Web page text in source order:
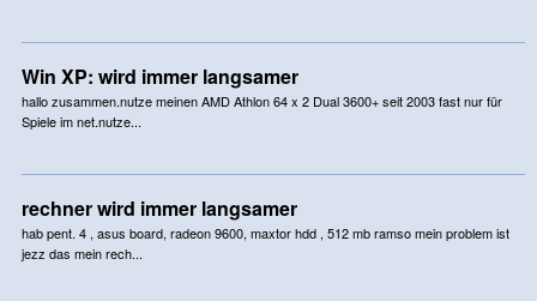
Win XP: wird immer langsamer
hallo zusammen.nutze meinen AMD Athlon 64 x 2 Dual 3600+ seit 2003 fast nur für
Spiele im net.nutze...
rechner wird immer langsamer
hab pent. 4 , asus board, radeon 9600, maxtor hdd , 512 mb ramso mein problem ist
jezz das mein rech...